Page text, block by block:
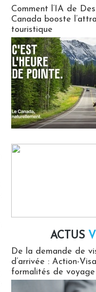
Comment l’IA de
Canada booste
touristique
ACTUS
De la demande de
d’arrivée : Action-
formalités de voyage